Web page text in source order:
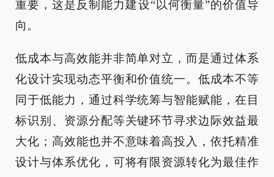
重要，这是反制能力建设“以何衡量”的价值导
向。
低成本与高效能并非简单对立，而是通过体系
化设计实现动态平衡和价值统一。低成本不等
同于低能力，通过科学统筹与智能赋能，在目
标识别、资源分配等关键环节寻求边际效益最
大化；高效能也并不意味着高投入，依托精准
设计与体系优化，可将有限资源转化为最佳作